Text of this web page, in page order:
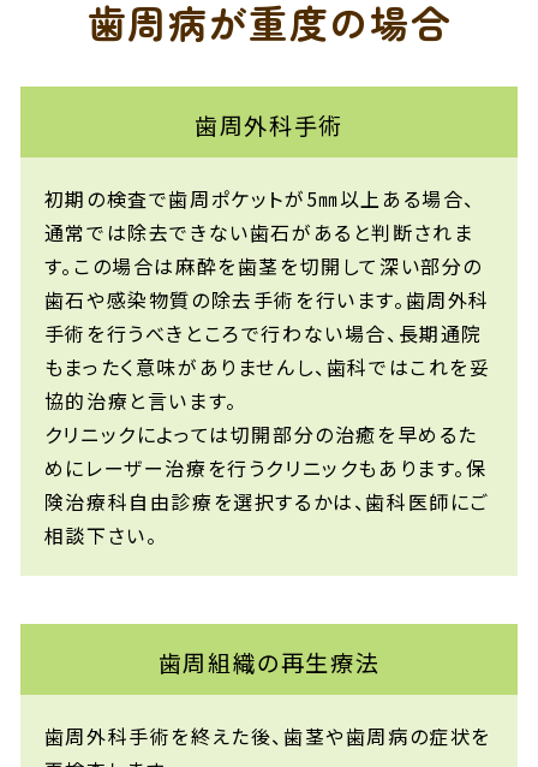
歯周病が重度の場合
歯周外科手術
初期の検査で歯周ポケットが5㎜以上ある場合、
通常では除去できない歯石があると判断されま
す。この場合は麻酔を歯茎を切開して深い部分の
歯石や感染物質の除去手術を行います。歯周外科
手術を行うべきところで行わない場合、長期通院
もまったく意味がありませんし、歯科ではこれを妥
協的治療と言います。
クリニックによっては切開部分の治癒を早めるた
めにレーザー治療を行うクリニックもあります。保
険治療科自由診療を選択するかは、歯科医師にご
相談下さい。
歯周組織の再生療法
歯周外科手術を終えた後、歯茎や歯周病の症状を